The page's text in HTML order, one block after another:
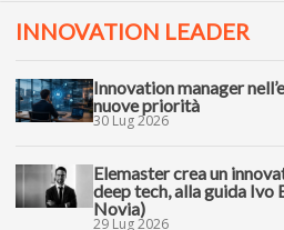
INNOVATION LEADER
Innovation manager
nuove priorità
30 Lug 2026
Elemaster crea un
deep tech, alla guida Ivo
Novia)
29 Lug 2026